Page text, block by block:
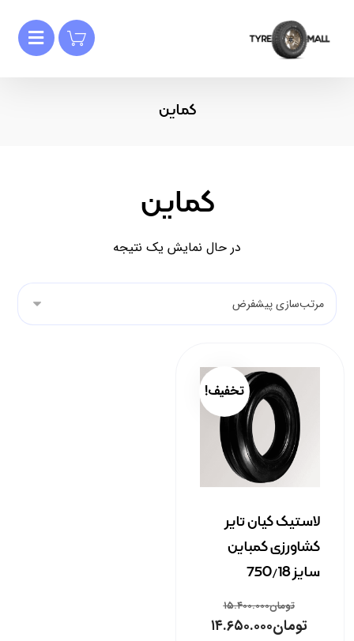
کماین
کماین
در حال نمایش یک نتیجه
لاستیک کیان تایر
کشاورزی کمباین
سایز 750/18
تومان۱۵.۴۰۰.۰۰۰
تومان۱۴.۶۵۰.۰۰۰
تخفیف!